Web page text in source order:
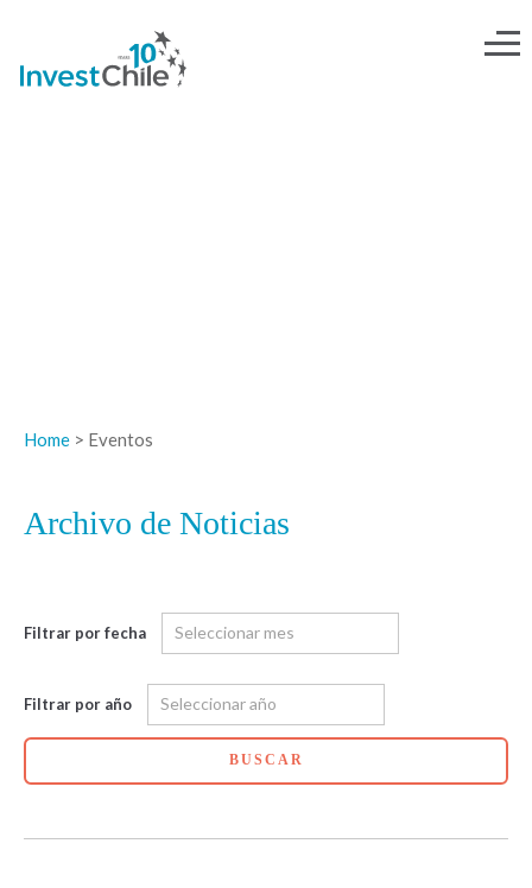
Home > Eventos
Archivo de Noticias
Filtrar por fecha
Filtrar por año
BUSCAR